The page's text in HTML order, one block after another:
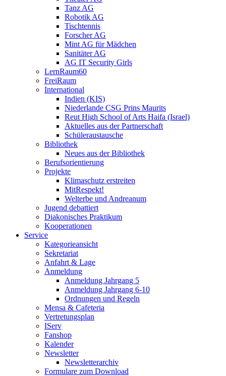
Tanz AG
Robotik AG
Tischtennis
Forscher AG
Mint AG für Mädchen
Sanitäter AG
AG IT Security Girls
LernRaum60
FreiRaum
International
Indien (KIS)
Niederlande CSG Prins Maurits
Reut High School of Arts Haifa (Israel)
Aktuelles aus der Partnerschaft
Schüleraustausche
Bibliothek
Neues aus der Bibliothek
Berufsorientierung
Projekte
Klimaschutz erstreiten
MitRespekt!
Welterbe und Andreanum
Jugend debattiert
Diakonisches Praktikum
Kooperationen
Service
Kategorieansicht
Sekretariat
Anfahrt & Lage
Anmeldung
Anmeldung Jahrgang 5
Anmeldung Jahrgang 6-10
Ordnungen und Regeln
Mensa & Cafeteria
Vertretungsplan
IServ
Fanshop
Kalender
Newsletter
Newsletterarchiv
Formulare zum Download